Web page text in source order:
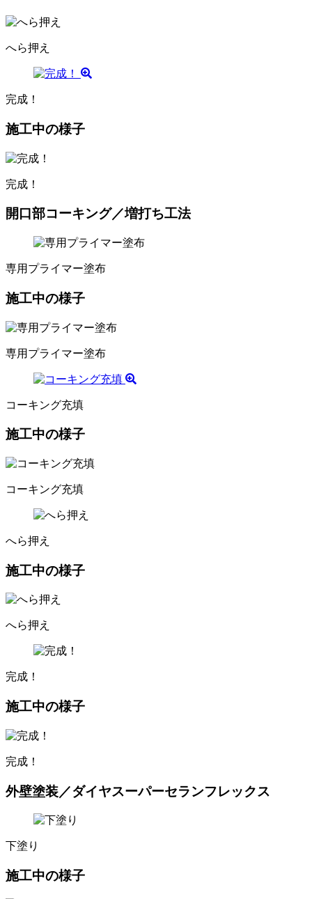
へら押え
完成！
施工中の様子
完成！
開口部コーキング／増打ち工法
専用プライマー塗布
施工中の様子
専用プライマー塗布
コーキング充填
施工中の様子
コーキング充填
へら押え
施工中の様子
へら押え
完成！
施工中の様子
完成！
外壁塗装／ダイヤスーパーセランフレックス
下塗り
施工中の様子